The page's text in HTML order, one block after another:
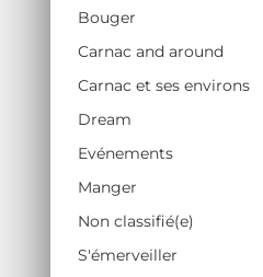
Bouger
Carnac and around
Carnac et ses environs
Dream
Evénements
Manger
Non classifié(e)
S'émerveiller